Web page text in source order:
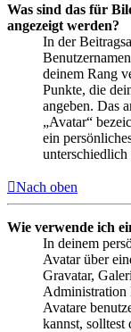
Was sind das für
angezeigt werden?
In der
deinem Rang
Punkte, die
angeben. Das
„Avatar“
ein
unterschiedlich
Nach oben
Wie verwende ich
In deinem
Avatar über
Gravatar,
Administration
Avatare
kannst,